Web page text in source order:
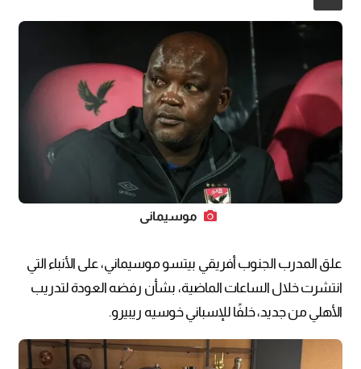
موسيماني
علق المدرب الجنوب أفريقي بيتسو موسيماني، على الأنباء التي
انتشرت خلال الساعات الماضية، بشأن رفضه العودة لتدريب
الأهلي من جديد، خلفًا للإسباني خوسيه ريبيرو.